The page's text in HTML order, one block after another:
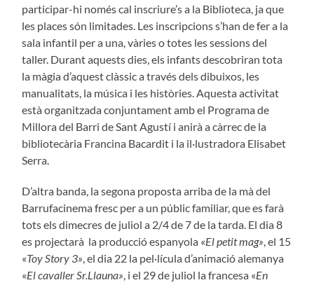
participar-hi només cal inscriure’s a la Biblioteca, ja que
les places són limitades. Les inscripcions s’han de fer a la
sala infantil per a una, vàries o totes les sessions del
taller. Durant aquests dies, els infants descobriran tota
la màgia d’aquest clàssic a través dels dibuixos, les
manualitats, la música i les històries. Aquesta activitat
està organitzada conjuntament amb el Programa de
Millora del Barri de Sant Agustí i anirà a càrrec de la
bibliotecària Francina Bacardit i la il·lustradora Elisabet
Serra.
D’altra banda, la segona proposta arriba de la mà del
Barrufacinema fresc per a un públic familiar, que es farà
tots els dimecres de juliol a 2/4 de 7 de la tarda. El dia 8
es projectarà la producció espanyola «El petit mag», el 15
«Toy Story 3», el dia 22 la pel·lícula d’animació alemanya
«El cavaller Sr.Llauna», i el 29 de juliol la francesa «En